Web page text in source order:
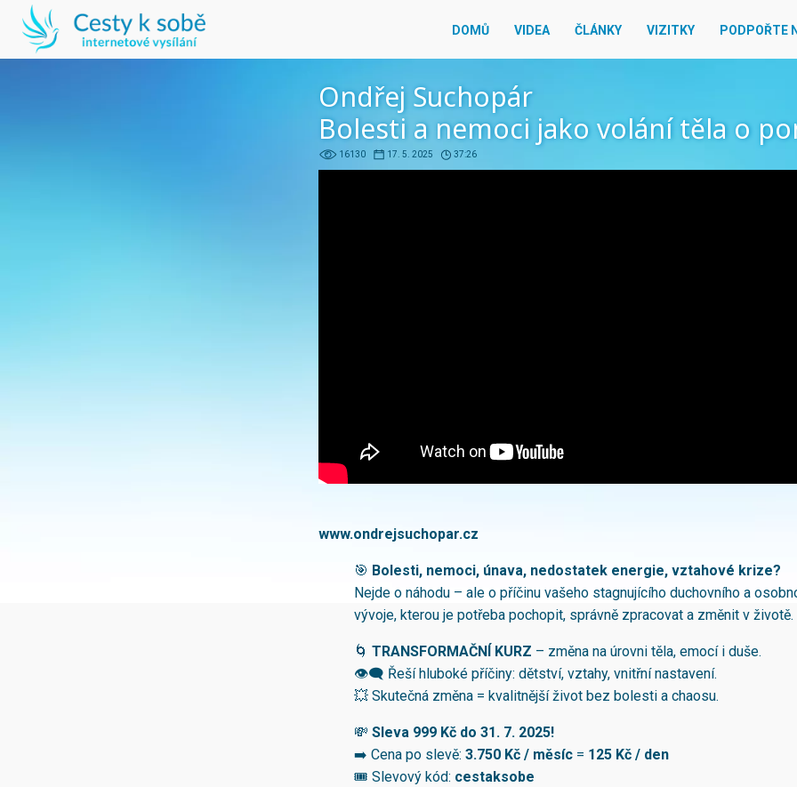
DOMŮ VIDEA ČLÁNKY VIZITKY PODPOŘTE
Ondřej Suchopár
Bolesti a nemoci jako volání těla o
16130 17. 5. 2025 37:26
www.ondrejsuchopar.cz
🎯 Bolesti, nemoci, únava, nedostatek energie, vztahové krize?
Nejde o náhodu – ale o příčinu vašeho stagnujícího duchovního a
vývoje, kterou je potřeba pochopit, správně zpracovat a změnit v životě.
🌀 TRANSFORMAČNÍ KURZ – změna na úrovni těla, emocí i duše.
👁‍🗨 Řeší hluboké příčiny: dětství, vztahy, vnitřní nastavení.
💥 Skutečná změna = kvalitnější život bez bolesti a chaosu.
💸 Sleva 999 Kč do 31. 7. 2025!
➡️ Cena po slevě: 3.750 Kč / měsíc = 125 Kč / den
🎟 Slevový kód: cestaksobe